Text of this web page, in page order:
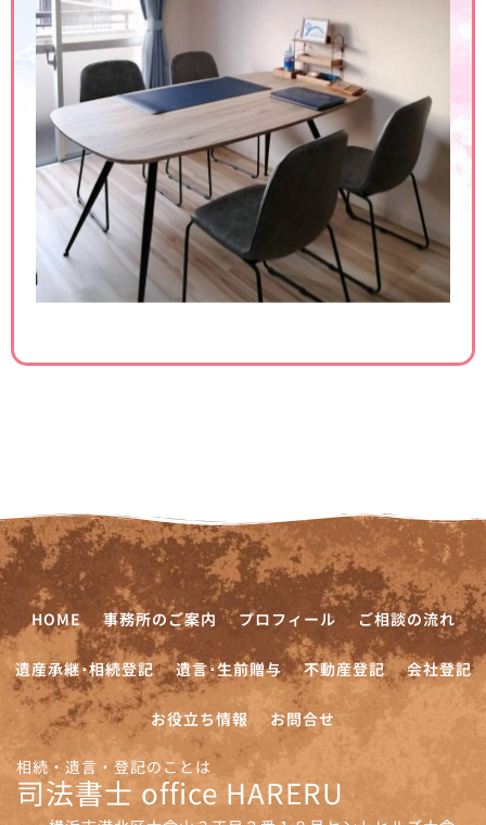
HOME 事務所のご案内 プロフィール ご相談の流れ
遺産承継･相続登記 遺言･生前贈与 不動産登記 会社登記
お役立ち情報 お問合せ
相続・遺言・登記のことは
司法書士 office HARERU